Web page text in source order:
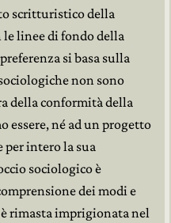
scritturistico della
le linee di fondo della
si basa sulla
non sono
della conformità della
essere, né ad un progetto
per intero la sua
sociologico è
dei modi e
rimasta imprigionata nel